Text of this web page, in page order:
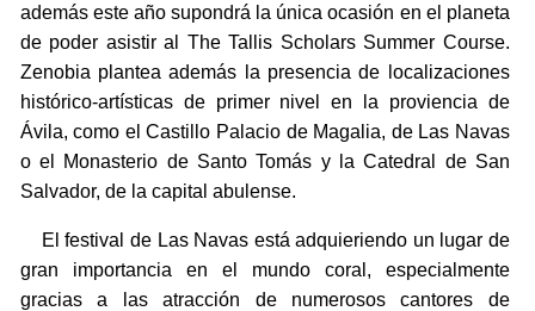
además este año supondrá la única ocasión en el planeta
de poder asistir al The Tallis Scholars Summer Course.
Zenobia plantea además la presencia de localizaciones
histórico-artísticas de primer nivel en la proviencia de
Ávila, como el Castillo Palacio de Magalia, de Las Navas
o el Monasterio de Santo Tomás y la Catedral de San
Salvador, de la capital abulense.
El festival de Las Navas está adquieriendo un lugar de
gran importancia en el mundo coral, especialmente
gracias a las atracción de numerosos cantores de